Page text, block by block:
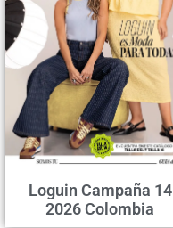
Loguin Campaña 14
2026 Colombia